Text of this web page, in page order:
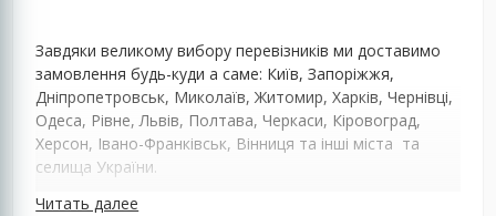
Завдяки великому вибору перевізників ми доставимо
замовлення будь-куди а саме: Київ, Запоріжжя,
Дніпропетровськ, Миколаїв, Житомир, Харків, Чернівці,
Одеса, Рівне, Львів, Полтава, Черкаси, Кіровоград,
Херсон, Івано-Франківськ, Вінниця та інші міста та
селища України.
Читать далее